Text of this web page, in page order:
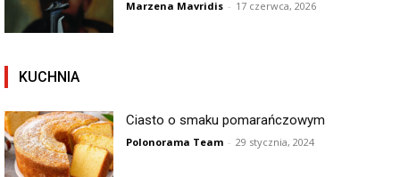
Marzena Mavridis - 17 czerwca, 2026
KUCHNIA
Ciasto o smaku pomarańczowym
Polonorama Team - 29 stycznia, 2024